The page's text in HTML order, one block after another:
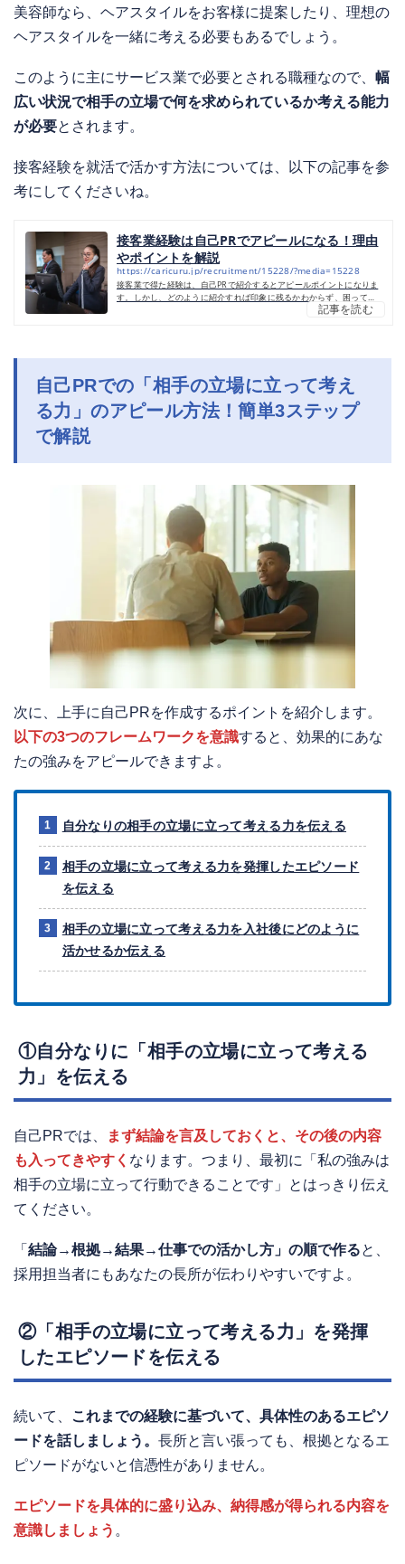
美容師なら、ヘアスタイルをお客様に提案したり、理想の
ヘアスタイルを一緒に考える必要もあるでしょう。
このように主にサービス業で必要とされる職種なので、 幅
広い状況で相手の立場で何を求められているか考える能力
が必要とされます。
接客経験を就活で活かす方法については、以下の記事を参
考にしてくださいね。
接客業経験は自己PRでアピールになる！理由
やポイントを解説
https://caricuru.jp/recruitment/15228/?media=15228
接客業で得た経験は、自己PRで紹介するとアピールポイントになりま
す。しかし、どのように紹介すれば印象に残るかわからず、困ってし
まう方もいるでしょう。本記事では、接客業経験者に対して面接官が
ば、営業職などでも活躍できることを印象付けられます。接客はビジ
ネスの基本として必要なスキルなので、さまざまな仕事で活かせる強
み...
記事を読む
自己PRでの「 相手の立場に立って考え
る力」のアピール方法！簡単3ステップ
で解説
次に、上手に自己PRを作成するポイントを紹介します。
以下の3つのフレームワークを意識すると、効果的にあな
たの強みをアピールできますよ。
自分なりの相手の立場に立って考える力を伝える
相手の立場に立って考える力を発揮したエピソード
を伝える
相手の立場に立って考える力を入社後にどのように
活かせるか伝える
①自分なりに「 相手の立場に立って考える
力」 を伝える
自己PRでは、
まず結論を言及しておくと、その後の内容
も入ってきやすく なります。つまり、最初に「私の強みは
相手の立場に立って行動できることです」とはっきり伝え
てください。
「 結論→根拠→結果→仕事での活かし方」の順で作ると、
採用担当者にもあなたの長所が伝わりやすいですよ。
②「 相手の立場に立って考える力」 を発揮
したエピソードを伝える
続いて、
これまでの経験に基づいて、具体性のあるエピソ
ードを話しましょう。 長所と言い張っても、根拠となるエ
ピソードがないと信憑性がありません。
エピソードを具体的に盛り込み、納得感が得られる内容を
意識しましょう 。